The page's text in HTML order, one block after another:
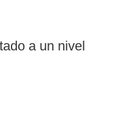
a un nivel